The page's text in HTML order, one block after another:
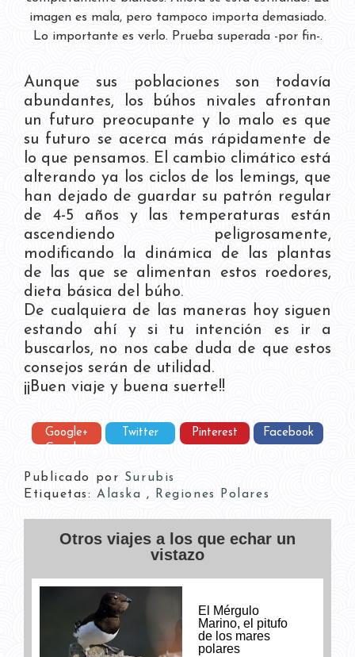
imagen es mala, pero tampoco importa demasiado.
Lo importante es verlo. Prueba superada -por fin-.
Aunque sus poblaciones son todavía
abundantes, los búhos nivales afrontan
un futuro preocupante y lo malo es que
su futuro se acerca más rápidamente de
lo que pensamos. El cambio climático está
alterando ya los ciclos de los lemings, que
han dejado de guardar su patrón regular
de 4-5 años y las temperaturas están
ascendiendo peligrosamente,
modificando la dinámica de las plantas
de las que se alimentan estos roedores,
dieta básica del búho.
De cualquiera de las maneras hoy siguen
estando ahí y si tu intención es ir a
buscarlos, no nos cabe duda de que estos
consejos serán de utilidad.
¡¡Buen viaje y buena suerte!!
Google+
Twitter Pinterest Facebook
Publicado por Surubis
Etiquetas:Alaska, Regiones Polares
Otros viajes a los que echar un
vistazo
El Mérgulo
Marino, el pitufo
de los mares
polares